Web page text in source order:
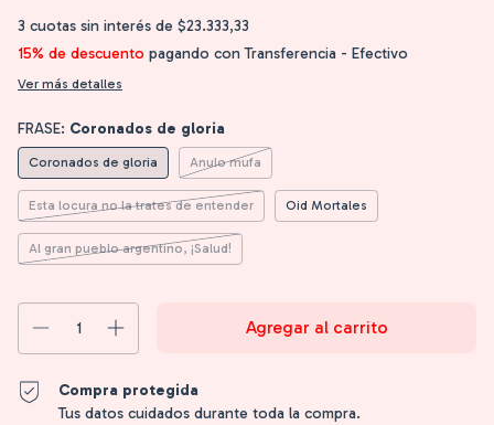
3 cuotas sin interés de $23.333,33
15% de descuento pagando con Transferencia - Efectivo
Ver más detalles
FRASE: Coronados de gloria
Coronados de gloria Anulo mufa
Esta locura no la trates de entender Oid Mortales
Al gran pueblo argentino, ¡Salud!
Compra protegida
Tus datos cuidados durante toda la compra.